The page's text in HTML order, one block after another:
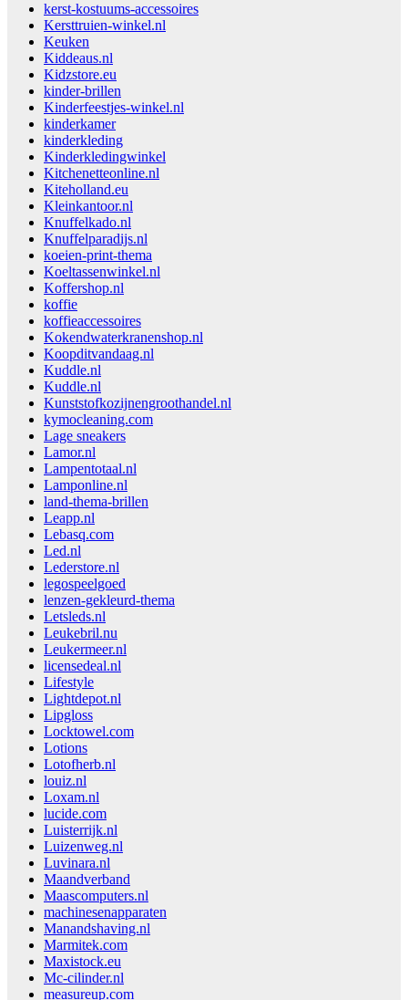
kerst-kostuums-accessoires
Kersttruien-winkel.nl
Keuken
Kiddeaus.nl
Kidzstore.eu
kinder-brillen
Kinderfeestjes-winkel.nl
kinderkamer
kinderkleding
Kinderkledingwinkel
Kitchenetteonline.nl
Kiteholland.eu
Kleinkantoor.nl
Knuffelkado.nl
Knuffelparadijs.nl
koeien-print-thema
Koeltassenwinkel.nl
Koffershop.nl
koffie
koffieaccessoires
Kokendwaterkranenshop.nl
Koopditvandaag.nl
Kuddle.nl
Kuddle.nl
Kunststofkozijnengroothandel.nl
kymocleaning.com
Lage sneakers
Lamor.nl
Lampentotaal.nl
Lamponline.nl
land-thema-brillen
Leapp.nl
Lebasq.com
Led.nl
Lederstore.nl
legospeelgoed
lenzen-gekleurd-thema
Letsleds.nl
Leukebril.nu
Leukermeer.nl
licensedeal.nl
Lifestyle
Lightdepot.nl
Lipgloss
Locktowel.com
Lotions
Lotofherb.nl
louiz.nl
Loxam.nl
lucide.com
Luisterrijk.nl
Luizenweg.nl
Luvinara.nl
Maandverband
Maascomputers.nl
machinesenapparaten
Manandshaving.nl
Marmitek.com
Maxistock.eu
Mc-cilinder.nl
measureup.com